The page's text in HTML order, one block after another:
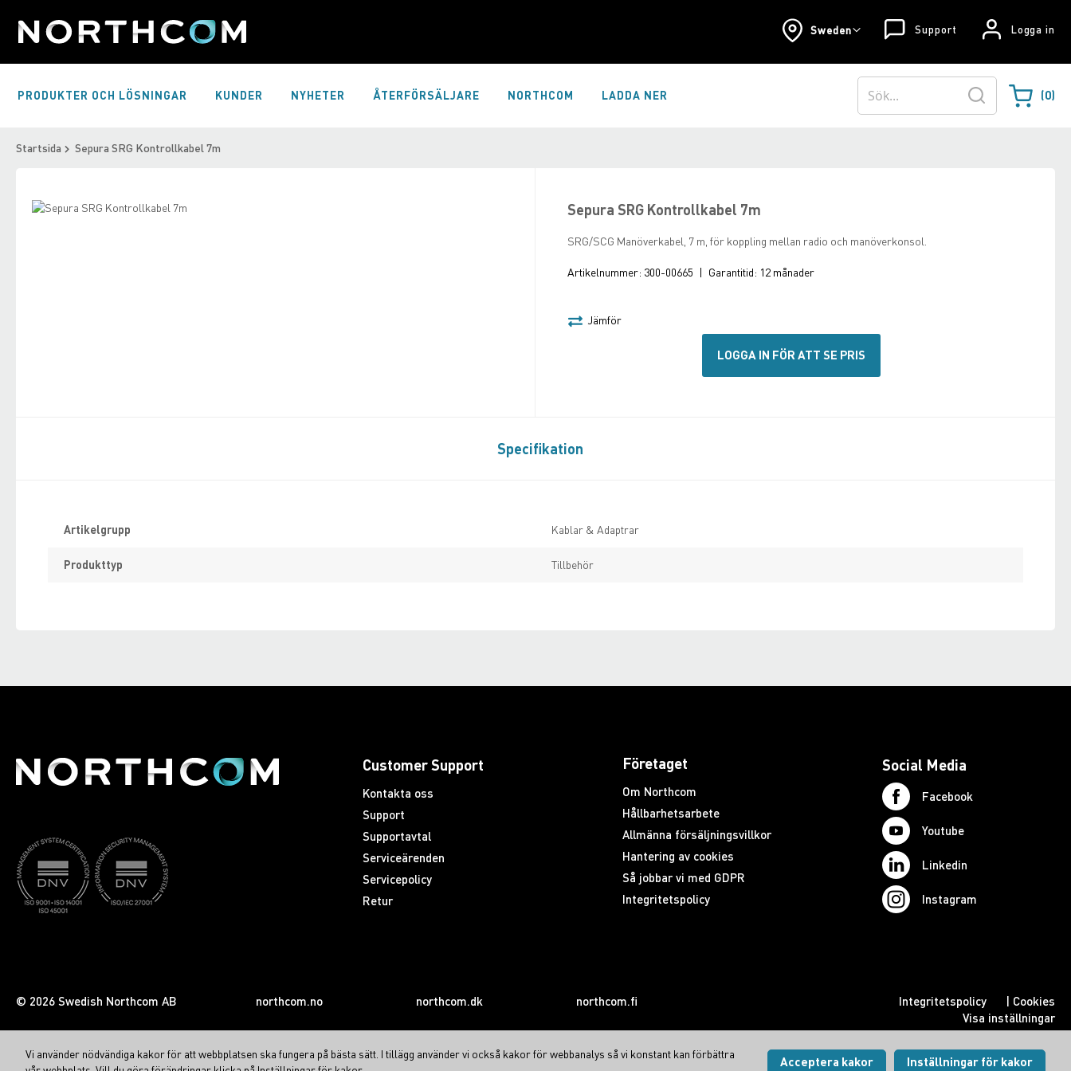
Logga in
Support
Skip
Sweden
PRODUKTER OCH LÖSNINGAR KUNDER NYHETER ÅTERFÖRSÄLJARE NORTHCOM LADDA NER Varukorgen
0
Sök
Startsida Sepura SRG Kontrollkabel 7m
Sepura SRG Kontrollkabel 7m
SRG/SCG Manöverkabel, 7 m, för koppling mellan radio och manöverkonsol.
Artikelnummer: 300-00665 | Garantitid: 12 månader
Jämför
LOGGA IN FÖR ATT SE PRIS
Skip
Specifikation
Artikelgrupp Kablar & Adaptrar
Produkttyp Tillbehör
Customer Support
Kontakta oss
Support
Supportavtal
Serviceärenden
Servicepolicy
Retur
Företaget
Om Northcom
Hållbarhetsarbete
Allmänna försäljningsvillkor
Hantering av cookies
Så jobbar vi med GDPR
Integritetspolicy
Social Media
Facebook
Youtube
Linkedin
Instagram
© 2026 Swedish Northcom AB northcom.no northcom.dk northcom.fi Integritetspolicy | Cookies
Visa inställningar
Vi använder nödvändiga kakor för att webbplatsen ska fungera på bästa sätt. I tillägg använder vi också kakor för webbanalys så vi konstant kan förbättra
Acceptera kakor Inställningar för kakor